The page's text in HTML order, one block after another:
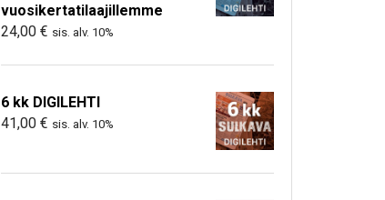
vuosikertatilaajillemme
24,00 € sis. alv. 10%
6 kk DIGILEHTI
41,00 € sis. alv. 10%